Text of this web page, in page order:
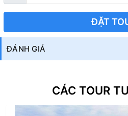
ĐẶT
ĐÁNH GIÁ
CÁC TOUR